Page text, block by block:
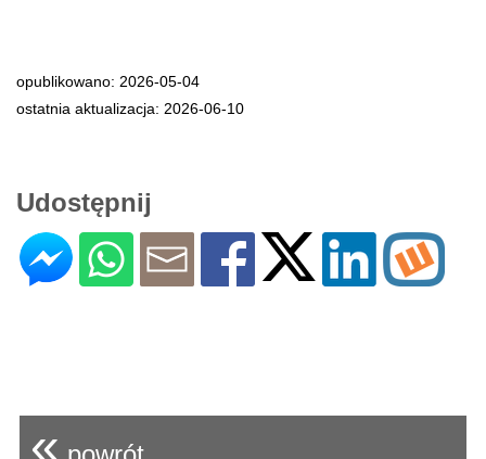
opublikowano: 2026-05-04
ostatnia aktualizacja: 2026-06-10
Udostępnij
«